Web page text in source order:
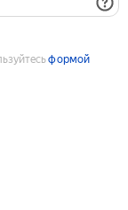
формой